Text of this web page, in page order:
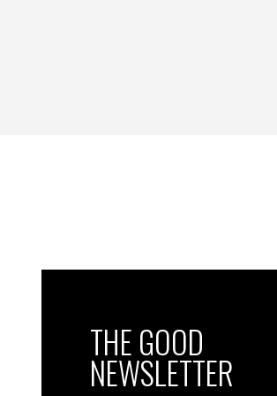
réduction de leurs
besoin d’attendre un
CO2. Autre élément
THE GOOD
NEWSLETTER